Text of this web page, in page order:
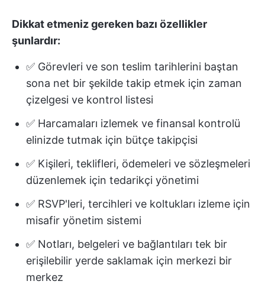
Dikkat etmeniz gereken bazı özellikler
şunlardır:
✅ Görevleri ve son teslim tarihlerini baştan
sona net bir şekilde takip etmek için zaman
çizelgesi ve kontrol listesi
✅ Harcamaları izlemek ve finansal kontrolü
elinizde tutmak için bütçe takipçisi
✅ Kişileri, teklifleri, ödemeleri ve sözleşmeleri
düzenlemek için tedarikçi yönetimi
✅ RSVP'leri, tercihleri ve koltukları izleme için
misafir yönetim sistemi
✅ Notları, belgeleri ve bağlantıları tek bir
erişilebilir yerde saklamak için merkezi bir
merkez